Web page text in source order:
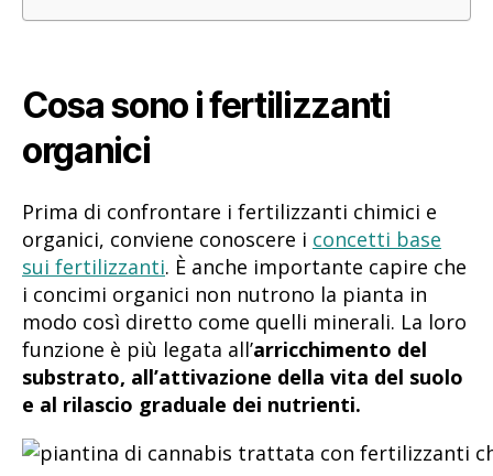
Cosa sono i fertilizzanti
organici
Prima di confrontare i fertilizzanti chimici e
organici, conviene conoscere i concetti base
sui fertilizzanti. È anche importante capire che
i concimi organici non nutrono la pianta in
modo così diretto come quelli minerali. La loro
funzione è più legata all’arricchimento del
substrato, all’attivazione della vita del suolo
e al rilascio graduale dei nutrienti.